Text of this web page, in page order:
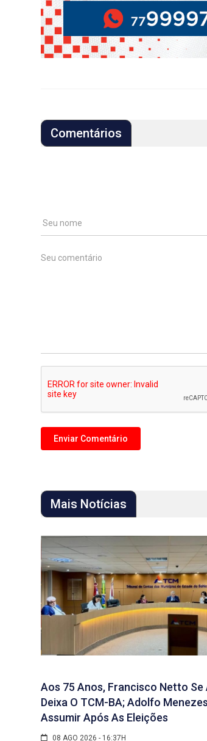
Comentários
Mais Notícias
Aos 75 Anos, Francisco Netto Se
Deixa O TCM-BA; Adolfo
Assumir Após As Eleições
08 AGO 2026 - 16:37H